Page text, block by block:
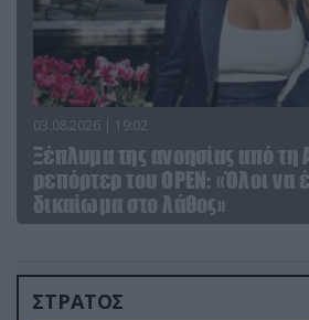
03.08.2026 | 19:02
Ξέπλυμα της ανοησίας από τη
ρεπόρτερ του ΟΡΕΝ: «Όλοι να
δικαίωμα στο λάθος»
ΣΤΡΑΤΟΣ